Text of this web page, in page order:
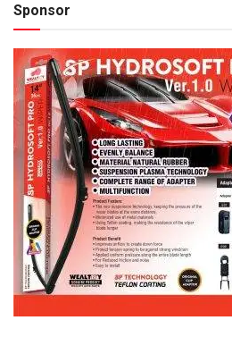
Sponsor